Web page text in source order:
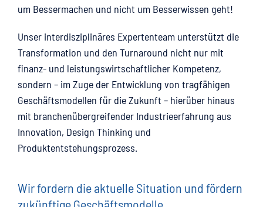
um Bessermachen und nicht um Besserwissen geht!
Unser interdisziplinäres Expertenteam unterstützt die
Transformation und den Turnaround nicht nur mit
finanz- und leistungswirtschaftlicher Kompetenz,
sondern – im Zuge der Entwicklung von tragfähigen
Geschäftsmodellen für die Zukunft – hierüber hinaus
mit branchenübergreifender Industrieerfahrung aus
Innovation, Design Thinking und
Produktentstehungsprozess.
Wir fordern die aktuelle Situation und fördern